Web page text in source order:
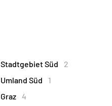
Stadtgebiet Süd
2
Umland Süd
1
Graz 4